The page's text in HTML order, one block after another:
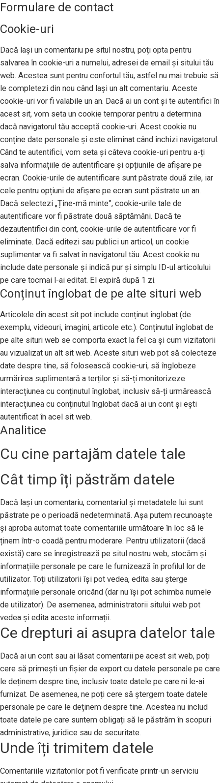
Formulare de contact
Cookie-uri
Dacă lași un comentariu pe situl nostru, poți opta pentru
salvarea în cookie-uri a numelui, adresei de email și sitului tău
web. Acestea sunt pentru confortul tău, astfel nu mai trebuie să
le completezi din nou când lași un alt comentariu. Aceste
cookie-uri vor fi valabile un an. Dacă ai un cont și te autentifici în
acest sit, vom seta un cookie temporar pentru a determina
dacă navigatorul tău acceptă cookie-uri. Acest cookie nu
conține date personale și este eliminat când închizi navigatorul.
Când te autentifici, vom seta și câteva cookie-uri pentru a-ți
salva informațiile de autentificare și opțiunile de afișare pe
ecran. Cookie-urile de autentificare sunt păstrate două zile, iar
cele pentru opțiuni de afișare pe ecran sunt păstrate un an.
Dacă selectezi „Ține-mă minte”, cookie-urile tale de
autentificare vor fi păstrate două săptămâni. Dacă te
dezautentifici din cont, cookie-urile de autentificare vor fi
eliminate. Dacă editezi sau publici un articol, un cookie
suplimentar va fi salvat în navigatorul tău. Acest cookie nu
include date personale și indică pur și simplu ID-ul articolului
pe care tocmai l-ai editat. El expiră după 1 zi.
Conținut înglobat de pe alte situri web
Articolele din acest sit pot include conținut înglobat (de
exemplu, videouri, imagini, articole etc.). Conținutul înglobat de
pe alte situri web se comporta exact la fel ca și cum vizitatorii
au vizualizat un alt sit web. Aceste situri web pot să colecteze
date despre tine, să folosească cookie-uri, să înglobeze
urmărirea suplimentară a terților și să-ți monitorizeze
interacțiunea cu conținutul înglobat, inclusiv să-ți urmărească
interacțiunea cu conținutul înglobat dacă ai un cont și ești
autentificat în acel sit web.
Analitice
Cu cine partajăm datele tale
Cât timp îți păstrăm datele
Dacă lași un comentariu, comentariul și metadatele lui sunt
păstrate pe o perioadă nedeterminată. Așa putem recunoaște
și aproba automat toate comentariile următoare în loc să le
ținem într-o coadă pentru moderare. Pentru utilizatorii (dacă
există) care se înregistrează pe situl nostru web, stocăm și
informațiile personale pe care le furnizează în profilul lor de
utilizator. Toți utilizatorii își pot vedea, edita sau șterge
informațiile personale oricând (dar nu își pot schimba numele
de utilizator). De asemenea, administratorii sitului web pot
vedea și edita aceste informații.
Ce drepturi ai asupra datelor tale
Dacă ai un cont sau ai lăsat comentarii pe acest sit web, poți
cere să primești un fișier de export cu datele personale pe care
le deținem despre tine, inclusiv toate datele pe care ni le-ai
furnizat. De asemenea, ne poți cere să ștergem toate datele
personale pe care le deținem despre tine. Acestea nu includ
toate datele pe care suntem obligați să le păstrăm în scopuri
administrative, juridice sau de securitate.
Unde îți trimitem datele
Comentariile vizitatorilor pot fi verificate printr-un serviciu